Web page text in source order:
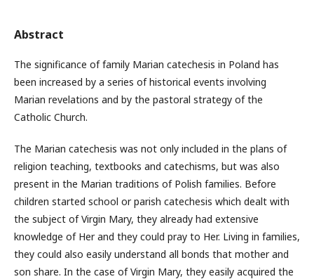
Abstract
The significance of family Marian catechesis in Poland has
been increased by a series of historical events involving
Marian revelations and by the pastoral strategy of the
Catholic Church.
The Marian catechesis was not only included in the plans of
religion teaching, textbooks and catechisms, but was also
present in the Marian traditions of Polish families. Before
children started school or parish catechesis which dealt with
the subject of Virgin Mary, they already had extensive
knowledge of Her and they could pray to Her. Living in families,
they could also easily understand all bonds that mother and
son share. In the case of Virgin Mary, they easily acquired the